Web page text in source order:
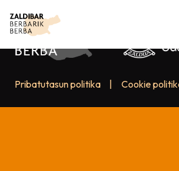
Pribatutasun politika Cookie